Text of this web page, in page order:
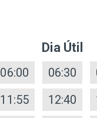
Dia Útil
06:00 06:30
11:55 12:40